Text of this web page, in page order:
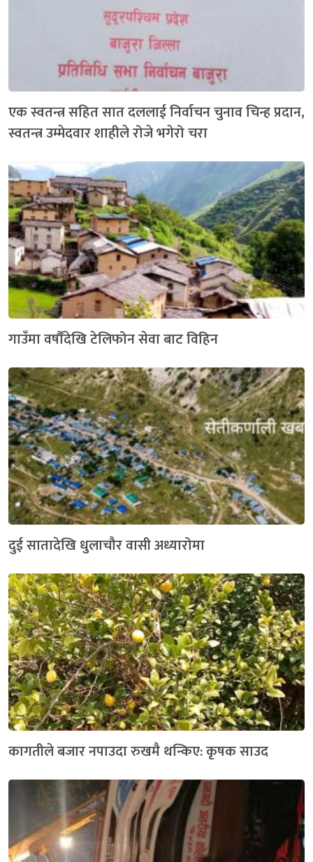
एक स्वतन्त्र सहित सात दललाई निर्वाचन चुनाव चिन्ह प्रदान,
स्वतन्त्र उम्मेदवार शाहीले रोजे भगेरो चरा
गाउँमा वर्षौंदेखि टेलिफोन सेवा बाट विहिन
दुई सातादेखि धुलाचौर वासी अध्यारोमा
कागतीले बजार नपाउदा रुखमै थन्किए: कृषक साउद